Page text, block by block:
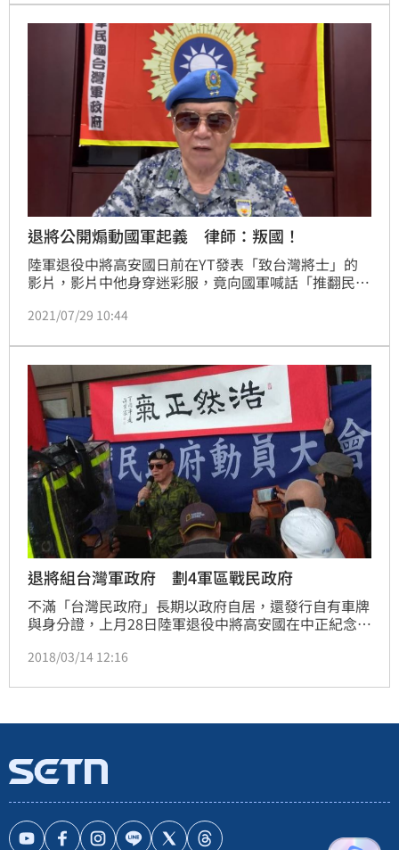
動，就是沒有武德軍魂的背骨！
退將公開煽動國軍起義 律師：叛國！
陸軍退役中將高安國日前在YT發表「致台灣將士」的
影片，影片中他身穿迷彩服，竟向國軍喊話「推翻民進
此，如此離譜言論，律師黃帝穎受訪時批評「叛國言
分、跨越法律界線！」檢察官應該主動偵辦。
2021/07/29 10:44
退將組台灣軍政府 劃4軍區戰民政府
不滿「台灣民政府」長期以政府自居，還發行自有車牌
與身分證，上月28日陸軍退役中將高安國在中正紀念堂
高安國還將台灣劃分四大軍管區，揚言若民政府未在3
貌性」登門拜會。
2018/03/14 12:16